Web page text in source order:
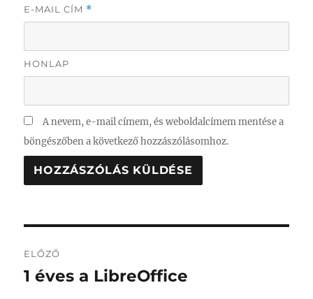
E-MAIL CÍM *
HONLAP
A nevem, e-mail címem, és weboldalcímem mentése a
böngészőben a következő hozzászólásomhoz.
navigáció
ELŐZŐ
Korábbi
1 éves a LibreOffice